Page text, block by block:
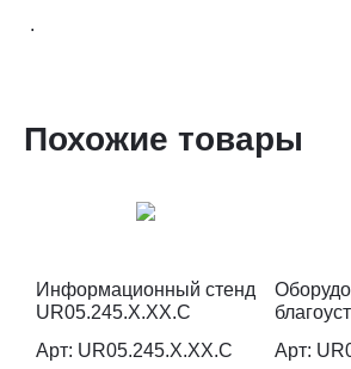
.
Похожие товары
Информационный стенд
UR05.245.X.XX.C
Арт: UR05.245.X.XX.C
стенд)
Арт: